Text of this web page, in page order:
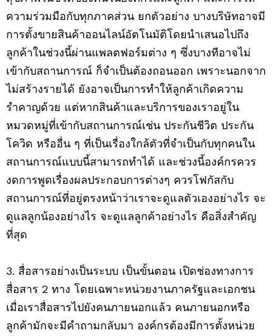
ความร่วมมือกับทุกภาคส่วน ยกตัวอย่าง บางบริษัทอาจมี
การตั้งขายสินค้าออนไลน์อัตโนมัติโดยนำเสนอไปถึง
ลูกค้าในช่วงนี้ผ่านแพลตฟอร์มต่าง ๆ ซึ่งบางทีอาจไม่
เข้ากับสถานการณ์ ก็จำเป็นต้องถอนออก เพราะนอกจาก
ไม่สร้างรายได้ ยังอาจเป็นการทำให้ลูกค้าเกิดความ
รำคาญด้วย แต่หากสินค้าและบริการของเราอยู่ใน
หมวดหมู่ที่เข้ากับสถานการณ์เช่น ประกันชีวิต ประกัน
โควิด หรืออื่น ๆ ที่เป็นเรื่องใกล้ตัวที่จำเป็นกับทุกคนใน
สถานการณ์แบบนี้สามารถทำได้ และช่วงนี้องค์กรควร
งดการพูดเรื่องผลประกอบการต่างๆ ควรโฟกัสกับ
สถานการณ์ที่อยู่ตรงหน้าว่าเราจะดูแลตัวเองอย่างไร จะ
ดูแลลูกน้องอย่างไร จะดูแลลูกค้าอย่างไร คือสิ่งสำคัญ
ที่สุด
3. สื่อสารอย่างเป็นระบบ เป็นขั้นตอน เปิดช่องทางการ
สื่อสาร 2 ทาง โดยเฉพาะหน่วยงานภาครัฐและเอกชน
เมื่อเราสื่อสารไปยังคนภายนอกแล้ว คนภายนอกหรือ
ลูกค้ามักจะมีคำถามกลับมา องค์กรต้องมีการตั้งหน่วย